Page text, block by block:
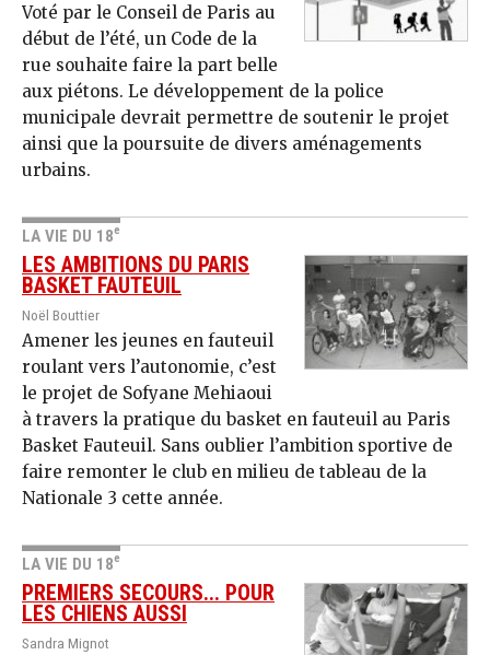
Voté par le Conseil de Paris au
début de l’été, un Code de la
rue souhaite faire la part belle
aux piétons. Le développement de la police
municipale devrait permettre de soutenir le projet
ainsi que la poursuite de divers aménagements
urbains.
LA VIE DU 18e
LES AMBITIONS DU PARIS
BASKET FAUTEUIL
Noël Bouttier
Amener les jeunes en fauteuil
roulant vers l’autonomie, c’est
le projet de Sofyane Mehiaoui
à travers la pratique du basket en fauteuil au Paris
Basket Fauteuil. Sans oublier l’ambition sportive de
faire remonter le club en milieu de tableau de la
Nationale 3 cette année.
LA VIE DU 18e
PREMIERS SECOURS... POUR
LES CHIENS AUSSI
Sandra Mignot